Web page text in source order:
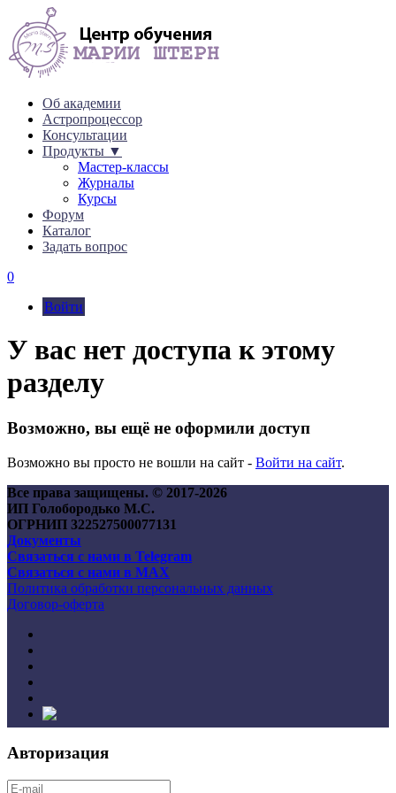
Об академии
Астропроцессор
Консультации
Продукты ▼
Мастер-классы
Журналы
Курсы
Форум
Каталог
Задать вопрос
0
Войти
У вас нет доступа к этому
разделу
Возможно, вы ещё не оформили доступ
Возможно вы просто не вошли на сайт - Войти на сайт.
Все права защищены. © 2017-2026
ИП Голобородько М.С.
ОГРНИП 322527500077131
Документы
Связаться с нами в Telegram
Связаться с нами в MAX
Политика обработки персональных данных
Договор-оферта
Авторизация